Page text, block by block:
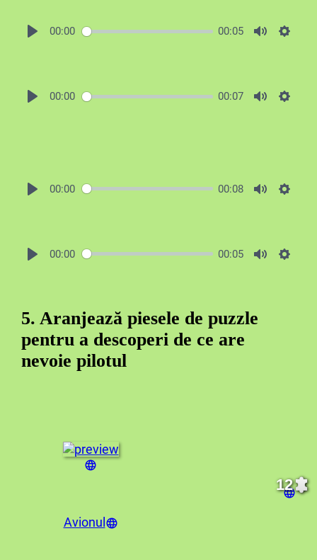
00:00 00:05
00:00 00:07
00:00 00:08
00:00 00:05
5. Aranjează piesele de puzzle
pentru a descoperi de ce are
nevoie pilotul
12
Avionul